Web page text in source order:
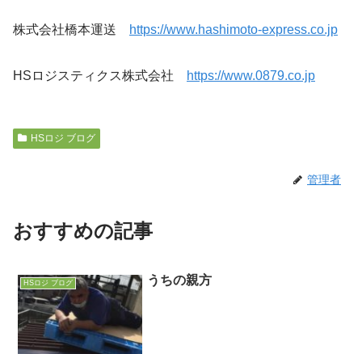
株式会社橋本運送 https://www.hashimoto-express.co.jp
HSロジスティクス株式会社 https://www.0879.co.jp
HSロジ ブログ
管理者
おすすめの記事
HSロジ ブログ うちの親方